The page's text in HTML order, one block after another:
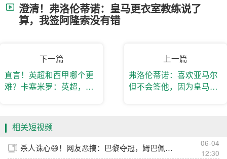
澄清！弗洛伦蒂诺：皇马更衣室教练说了
算，我签阿隆索没有错
下一篇
直言！英超和西甲哪个更
难？卡塞米罗：英超，因
上一篇
弗洛伦蒂诺：喜欢亚马尔
但不会签他，因为皇马巴
相关短视频
杀人诛心😅！网友恶搞：巴黎夺冠，姆巴佩反应
06-04
12:30